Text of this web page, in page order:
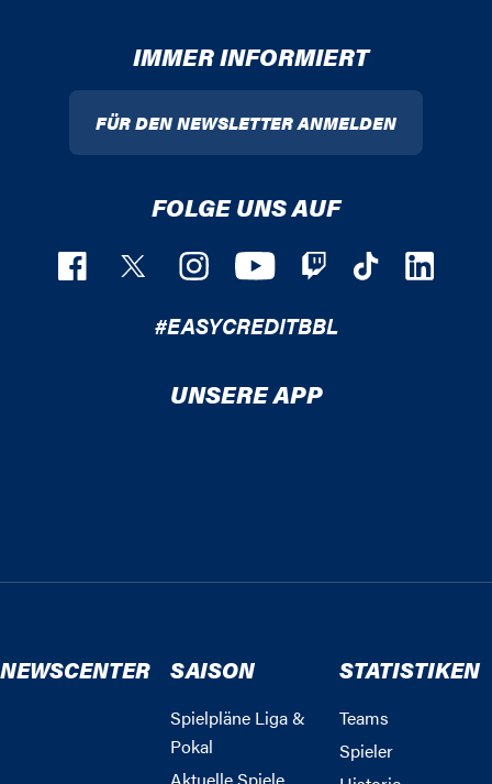
IMMER INFORMIERT
FÜR DEN NEWSLETTER ANMELDEN
FOLGE UNS AUF
#EASYCREDITBBL
UNSERE APP
NEWSCENTER SAISON
Spielpläne Liga &
Pokal
STATISTIKEN
Teams
Spieler